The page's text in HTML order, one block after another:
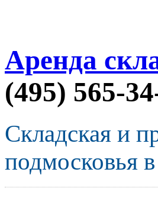
Аренда
(495) 565-
Складская и
подмосковья